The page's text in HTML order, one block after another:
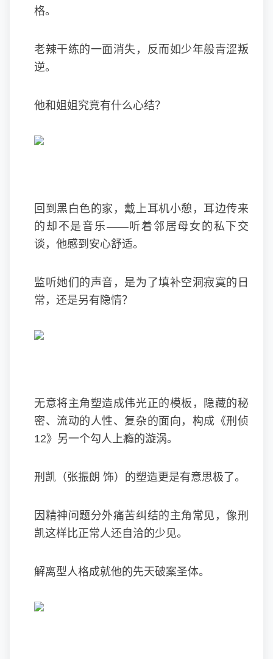
格。
老辣干练的一面消失，反而如少年般青涩叛
逆。
他和姐姐究竟有什么心结？
回到黑白色的家，戴上耳机小憩，耳边传来
的却不是音乐——听着邻居母女的私下交
谈，他感到安心舒适。
监听她们的声音，是为了填补空洞寂寞的日
常，还是另有隐情？
无意将主角塑造成伟光正的模板，隐藏的秘
密、流动的人性、复杂的面向，构成《刑侦
12》另一个勾人上瘾的漩涡。
刑凯（张振朗 饰）的塑造更是有意思极了。
因精神问题分外痛苦纠结的主角常见，像刑
凯这样比正常人还自洽的少见。
解离型人格成就他的先天破案圣体。